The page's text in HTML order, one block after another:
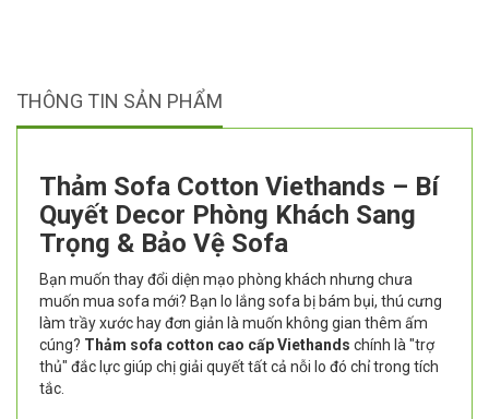
THÔNG TIN SẢN PHẨM
Thảm Sofa Cotton Viethands – Bí
Quyết Decor Phòng Khách Sang
Trọng & Bảo Vệ Sofa
Bạn muốn thay đổi diện mạo phòng khách nhưng chưa
muốn mua sofa mới? Bạn lo lắng sofa bị bám bụi, thú cưng
làm trầy xước hay đơn giản là muốn không gian thêm ấm
cúng? Thảm sofa cotton cao cấp Viethands chính là "trợ
thủ" đắc lực giúp chị giải quyết tất cả nỗi lo đó chỉ trong tích
tắc.